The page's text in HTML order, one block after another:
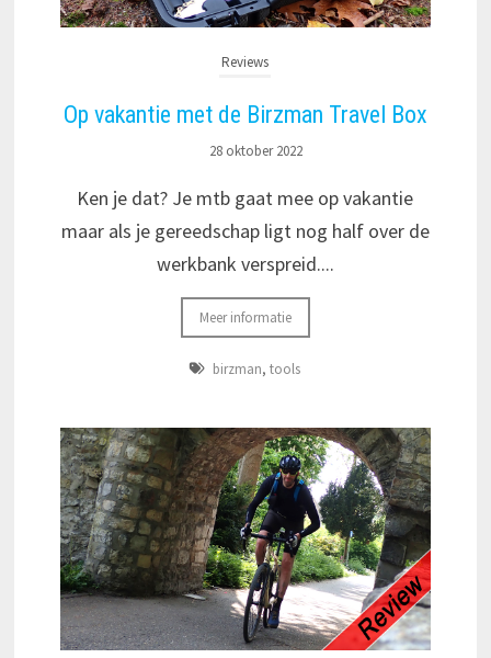
Reviews
Op vakantie met de Birzman Travel Box
28 oktober 2022
Ken je dat? Je mtb gaat mee op vakantie
maar als je gereedschap ligt nog half over de
werkbank verspreid....
Meer informatie
birzman, tools